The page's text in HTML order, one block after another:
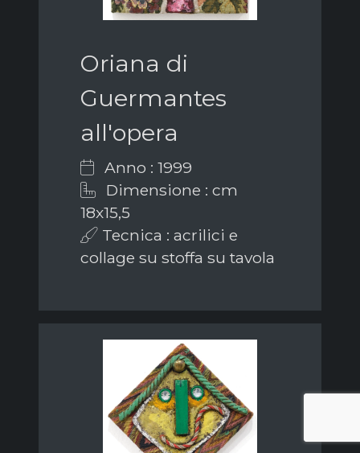
Oriana di
Guermantes
all'opera
Anno : 1999
Dimensione : cm
18x15,5
Tecnica : acrilici e
collage su stoffa su tavola